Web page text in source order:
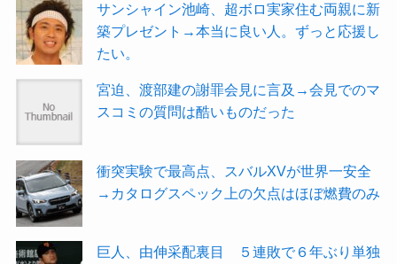
サンシャイン池崎、超ボロ実家住む両親に新
築プレゼント→本当に良い人。ずっと応援し
たい。
宮迫、渡部建の謝罪会見に言及→会見でのマ
スコミの質問は酷いものだった
衝突実験で最高点、スバルXVが世界一安全
→カタログスペック上の欠点はほぼ燃費のみ
巨人、由伸采配裏目 ５連敗で６年ぶり単独